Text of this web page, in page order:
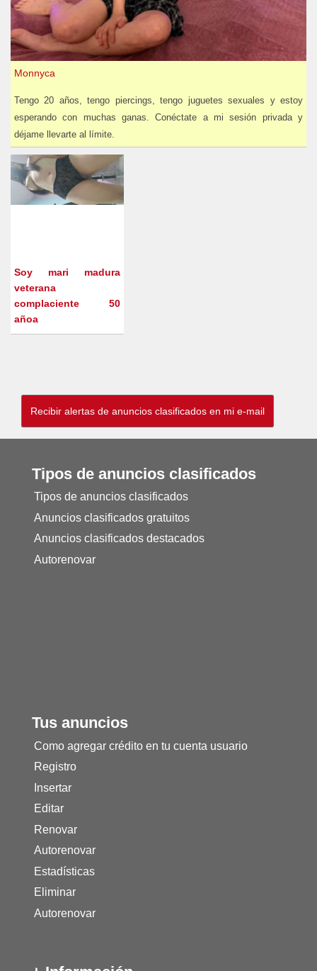
Monnyca
Tengo 20 años, tengo piercings, tengo juguetes sexuales y estoy
esperando con muchas ganas. Conéctate a mi sesión privada y
déjame llevarte al límite.
Soy mari madura
veterana
complaciente 50
añoa
Tipos de anuncios clasificados
Tipos de anuncios clasificados
Anuncios clasificados gratuitos
Anuncios clasificados destacados
Autorenovar
Tus anuncios
Como agregar crédito en tu cuenta usuario
Registro
Insertar
Editar
Renovar
Autorenovar
Estadísticas
Eliminar
Autorenovar